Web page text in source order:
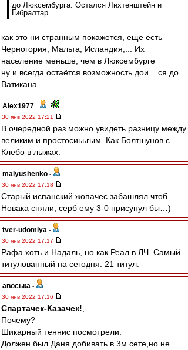
до Люксембурга. Остался Лихтенштейн и
Гибралтар.
как это ни странным покажется, еще есть
Черногория, Мальта, Исландия,... Их
население меньше, чем в Люксембурге
ну и всегда остаётся возможность дои....ся до
Ватикана
Alex1977 -
30 янв 2022 17:21
В очередной раз можно увидеть разницу между
великим и простосиььгым. Как Болтшунов с
Клебо в лыжах.
malyushenko -
30 янв 2022 17:18
Старый испанский жопачес забашлял чтоб
Новака сняли, серб ему 3-0 присунул бы…)
tver-udomlya -
30 янв 2022 17:17
Рафа хоть и Надаль, но как Реал в ЛЧ. Самый
титулованный на сегодня. 21 титул.
авоська -
30 янв 2022 17:16
Спартачек-Казачек!
Почему?
Шикарный теннис посмотрели.
Должен был Даня добивать в 3м сете,но не